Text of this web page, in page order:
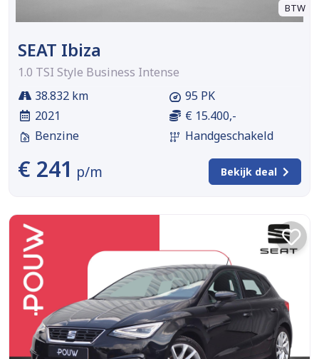
BTW
SEAT Ibiza
1.0 TSI Style Business Intense
38.832 km
2021
Benzine
95 PK
€ 15.400,-
Handgeschakeld
€ 241 p/m Bekijk deal